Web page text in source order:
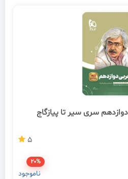
سری سیر تا پیازگاج
5
20%
ناموجود